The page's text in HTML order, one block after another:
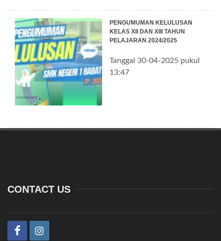
PENGUMUMAN KELULUSAN
KELAS XII DAN XIII TAHUN
PELAJARAN 2024/2025
Tanggal 30-04-2025 pukul
13:47
CONTACT US